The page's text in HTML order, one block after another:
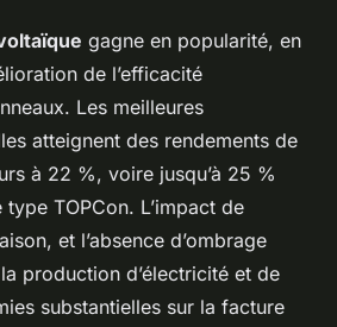
gagne en popularité, en
de l’efficacité
Les meilleures
atteignent des rendements de
à 22 %, voire jusqu’à 25 %
TOPCon. L’impact de
et l’absence d’ombrage
production d’électricité et de
substantielles sur la facture